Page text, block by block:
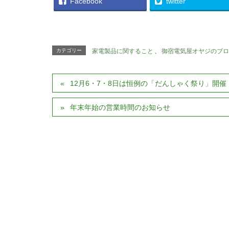
カテゴリー 家電製品に関すること 御宿電気屋オヤジのブ
12月6・7・8日は恒例の「だんしゃく祭り」開催
年末年始の営業時間のお知らせ